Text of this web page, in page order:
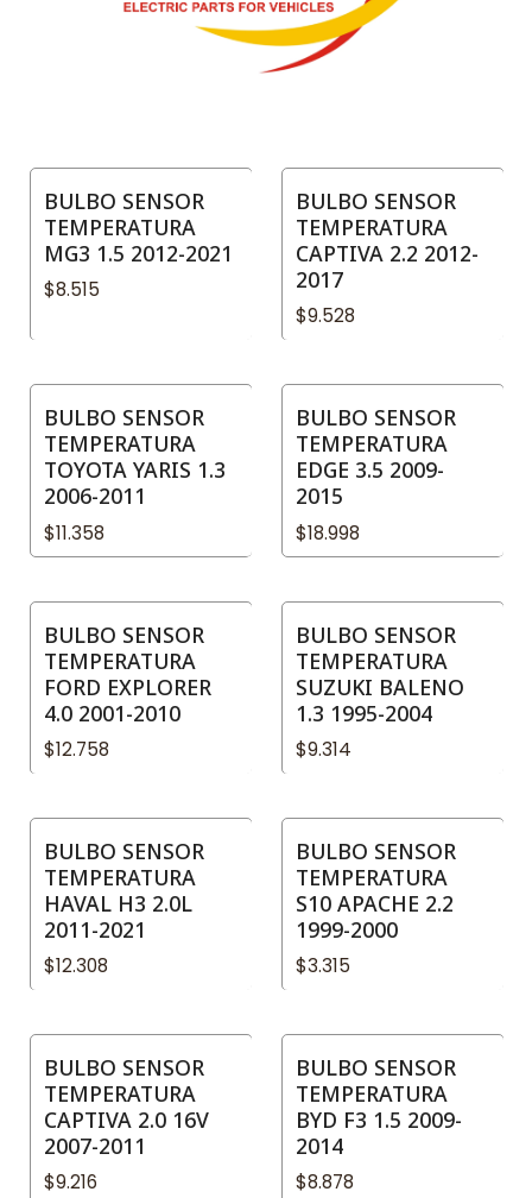
BULBO SENSOR
TEMPERATURA
MG3 1.5 2012-2021
$8.515
BULBO SENSOR
TEMPERATURA
CAPTIVA 2.2 2012-
2017
$9.528
BULBO SENSOR
TEMPERATURA
TOYOTA YARIS 1.3
2006-2011
$11.358
BULBO SENSOR
TEMPERATURA
EDGE 3.5 2009-
2015
$18.998
BULBO SENSOR
TEMPERATURA
FORD EXPLORER
4.0 2001-2010
$12.758
BULBO SENSOR
TEMPERATURA
SUZUKI BALENO
1.3 1995-2004
$9.314
BULBO SENSOR
TEMPERATURA
HAVAL H3 2.0L
2011-2021
$12.308
BULBO SENSOR
TEMPERATURA
S10 APACHE 2.2
1999-2000
$3.315
BULBO SENSOR
TEMPERATURA
CAPTIVA 2.0 16V
2007-2011
$9.216
BULBO SENSOR
TEMPERATURA
BYD F3 1.5 2009-
2014
$8.878